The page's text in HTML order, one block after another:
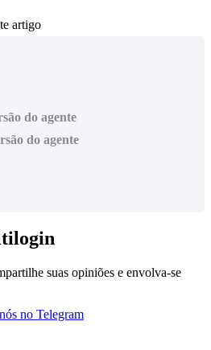
artigo
do agente
do agente
suas opiniões e envolva-se
no Telegram